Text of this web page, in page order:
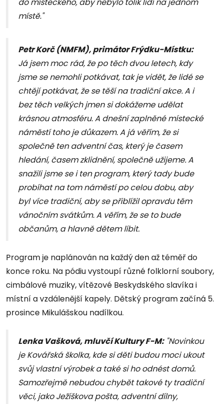
místě."
Petr Korč (NMFM), primátor Frýdku-Místku:
Já jsem moc rád, že po těch dvou letech, kdy
jsme se nemohli potkávat, tak je vidět, že lidé se
chtějí potkávat, že se těší na tradiční akce. A i
bez těch velkých jmen si dokážeme udělat
krásnou atmosféru. A dnešní zaplněné místecké
náměstí toho je důkazem. A já věřím, že si
společně ten adventní čas, který je časem
hledání, časem zklidnění, společně užijeme. A
snažili jsme se i ten program, který tady bude
probíhat na tom náměstí po celou dobu, aby
byl více tradiční, aby se přiblížil opravdu těm
vánočním svátkům. A věřím, že se to bude
občanům, a hlavně dětem líbit.
Program je naplánován na každý den až téměř do
konce roku. Na pódiu vystoupí různé folklorní soubory,
cimbálové muziky, vítězové Beskydského slavíka i
místní a vzdálenější kapely. Dětský program začíná 5.
prosince Mikulášskou nadílkou.
Lenka Vašková, mluvčí Kultury F-M:"Novinkou
je Kovářská školka, kde si děti budou moci ukout
svůj vlastní výrobek a také si ho odnést domů.
Samozřejmě nebudou chybět takové ty tradiční
věci, jako Ježíškova pošta, adventní dílny,